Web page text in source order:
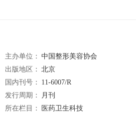
主办单位： 中国整形美容协会
出版地区： 北京
国内刊号：
11-6007/R
发行周期：
月刊
所在栏目： 医药卫生科技